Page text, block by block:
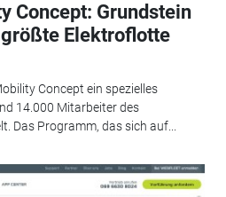
Concept: Grundstein
Elektroflotte
Concept ein spezielles
14.000 Mitarbeiter des
Das Programm, das sich auf...